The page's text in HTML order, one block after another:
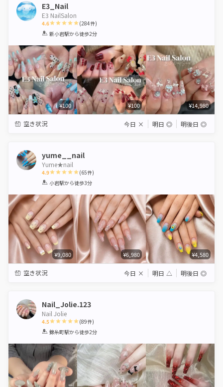
E3_Nail
E3 NailSalon
4.6
1 2 3 4 5
(284件)
新小岩駅から徒歩2分
¥100 ¥100 ¥14,980
空き状況 今日 × 明日 ◎ 明後日 ◎
yume__nail
Yume★nail
4.9
1 2 3 4 5
(65件)
小岩駅から徒歩3分
¥9,080 ¥6,980 ¥4,580
空き状況 今日 × 明日 △ 明後日 ◎
Nail_Jolie.123
Nail Jolie
4.5
1 2 3 4 5
(89件)
錦糸町駅から徒歩2分